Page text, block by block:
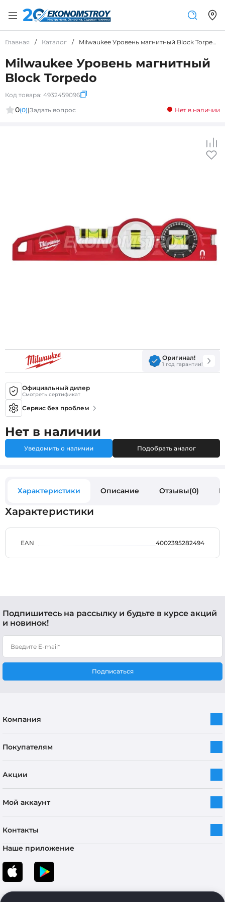
Главная / Каталог / Milwaukee Уровень магнитный Block Torpedo
Milwaukee Уровень магнитный
Block Torpedo
Код товара: 4932459096
0(0)|Задать вопрос Нет в наличии
Оригинал!
1 год гарантии!
Официальный дилер
Смотреть сертификат
Сервис без проблем
Нет в наличии
Уведомить о наличии Подобрать аналог
Характеристики Описание Отзывы(0)
Характеристики
EAN 4002395282494
Подпишитесь на рассылку и будьте в курсе акций
и новинок!
Подписаться
Компания
Покупателям
Акции
Мой аккаунт
Контакты
Наше приложение